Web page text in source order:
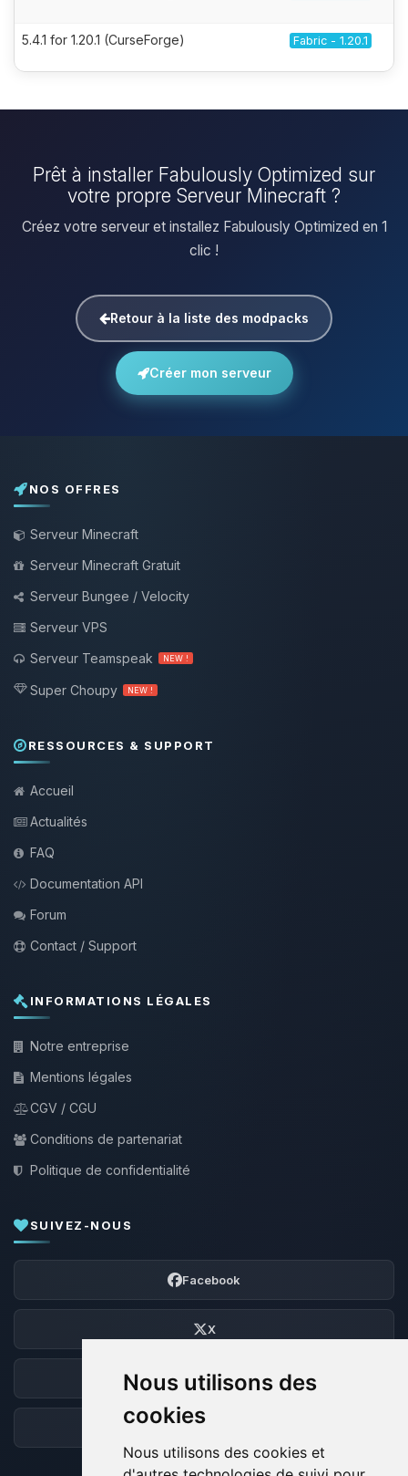
Nous utilisons des
cookies
Nous utilisons des cookies et
5.4.1 for 1.20.1 (CurseForge) Fabric - 1.20.1
Prêt à installer Fabulously Optimized sur
votre propre Serveur Minecraft ?
Créez votre serveur et installez Fabulously Optimized en 1
clic !
Retour à la liste des modpacks
Créer mon serveur
NOS OFFRES
Serveur Minecraft
Serveur Minecraft Gratuit
Serveur Bungee / Velocity
Serveur VPS
Serveur Teamspeak
NEW !
Super Choupy NEW !
RESSOURCES & SUPPORT
Accueil
Actualités
FAQ
Documentation API
Forum
Contact / Support
INFORMATIONS LÉGALES
Notre entreprise
Mentions légales
CGV / CGU
Conditions de partenariat
Politique de confidentialité
SUIVEZ-NOUS
Facebook
X
Discord
Forum